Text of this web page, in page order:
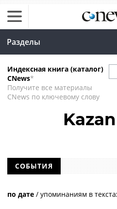
Разделы
Индексная книга (каталог)
CNews*
Получите все материалы
CNews по ключевому слову
СОБЫТИЯ
по дате / упоминаниям в